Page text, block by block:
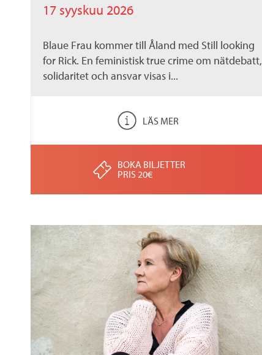
17 syyskuu 2026
Blaue Frau kommer till Åland med Still looking
for Rick. En feministisk true crime om nätdebatt,
solidaritet och ansvar visas i...
LÄS MER
BOKA BILJETTER
PRIS 20€